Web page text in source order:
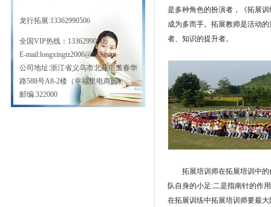
龙行拓展:13362990506
全国VIP热线： 13362990506
E-mail:longxingtz2006@163.com
公司地址:浙江省义乌市北苑街道春华
路588号A8-2楼（幸福里电商园）
邮编:322000
是多种角色的扮演者，《拓展
成为多而手。拓展教师是活动
者、知识的提升者。
拓展培训师在拓展培训中的
队自身的小足:二是指南针的作
在拓展训练中拓展培训师要最